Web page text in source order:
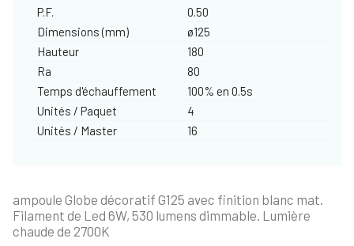
P.F.
0.50
Dimensions (mm)
ø125
Hauteur
180
Ra
80
Temps d'échauffement
100% en 0.5s
Unités / Paquet
4
Unités / Master
16
ampoule Globe décoratif G125 avec finition blanc mat.
Filament de Led 6W, 530 lumens dimmable. Lumière
chaude de 2700K